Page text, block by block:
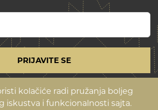
PRIJAVITE SE
privatnosti
kolačiće radi pružanja boljeg
iskustva i funkcionalnosti sajta.